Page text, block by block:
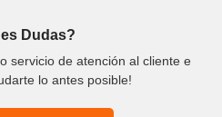
Dudas?
servicio de atención al cliente e
lo antes posible!